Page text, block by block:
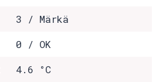
3 / Märkä
0 / OK
4.6 °C